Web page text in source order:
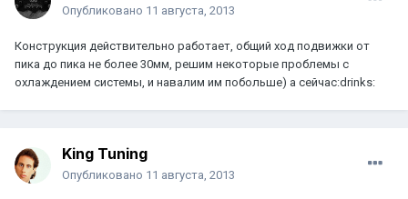
Опубликовано 11 августа, 2013
Конструкция действительно работает, общий ход подвижки от
пика до пика не более 30мм, решим некоторые проблемы с
охлаждением системы, и навалим им побольше) а сейчас:drinks:
King Tuning
Опубликовано 11 августа, 2013